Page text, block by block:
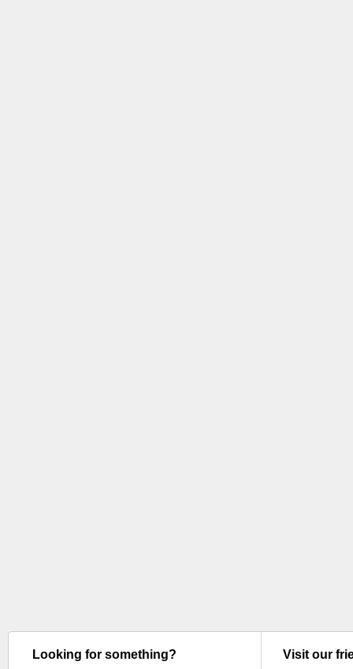
Looking for something? Visit our